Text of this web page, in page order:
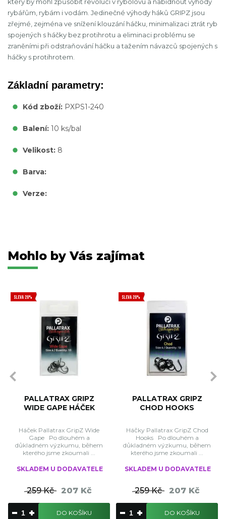
rybářům, rybám i vodám. Jedinečné výhody háků GRIPZ jsou
zřejmé, zejména ve snížení klouzání háčku, minimalizaci ztrát ryb
spojených s háčky bez protihrotu a eliminaci problému se
zraněními při odstraňování háčku a tažením návazců spojených s
háčky s protihrotem.
Základní parametry:
Kód zboží: PXPS1-240
Balení: 10 ks/bal
Velikost: 8
Barva:
Verze:
Mohlo by Vás zajímat
SLEVA 20%
PALLATRAX GRIPZ
WIDE GAPE HÁČEK
Háček Pallatrax GripZ Wide
Gape Po dlouhém a
důkladném výzkumu, během
kterého jsme zkoumali ...
SKLADEM U DODAVATELE
259 Kč 207 Kč
DO KOŠÍKU
SLEVA 20%
PALLATRAX GRIPZ
CHOD HOOKS
Háčky Pallatrax GripZ Chod
Hooks Po dlouhém a
důkladném výzkumu, během
kterého jsme zkoumali ...
SKLADEM U DODAVATELE
259 Kč 207 Kč
DO KOŠÍKU